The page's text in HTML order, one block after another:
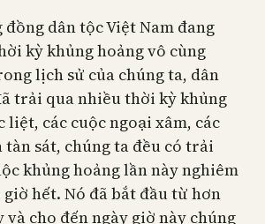
đồng dân tộc Việt Nam đang
kỳ khủng hoảng vô cùng
lịch sử của chúng ta, dân
trải qua nhiều thời kỳ khủng
liệt, các cuộc ngoại xâm, các
tàn sát, chúng ta đều có trải
khủng hoảng lần này nghiêm
hết. Nó đã bắt đầu từ hơn
và cho đến ngày giờ này chúng